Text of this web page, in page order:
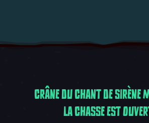
CRÂNE DU CHANT DE SIRÈNE
LA CHASSE EST